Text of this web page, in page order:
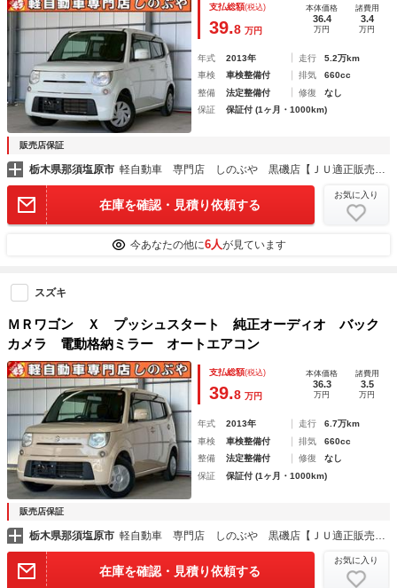
支払総額(税込)
39.8 万円
本体価格
36.4
万円
諸費用
3.4
万円
年式 2013年 走行
5.2万km
車検
車検整備付 排気
660cc
整備
法定整備付 修復
なし
保証
保証付 (1ヶ月・1000km)
販売店保証
栃木県那須塩原市 軽自動車 専門店 しのぶや 黒磯店【ＪＵ適正販売店】
在庫を確認・見積り依頼する
お気に入り
今あなたの他に6人が見ています
スズキ
ＭＲワゴン Ｘ プッシュスタート 純正オーディオ バック
カメラ 電動格納ミラー オートエアコン
支払総額(税込)
39.8 万円
本体価格
36.3
万円
諸費用
3.5
万円
年式 2013年 走行
6.7万km
車検
車検整備付 排気
660cc
整備
法定整備付 修復
なし
保証
保証付 (1ヶ月・1000km)
販売店保証
栃木県那須塩原市
在庫を確認・見積り依頼する
お気に入り